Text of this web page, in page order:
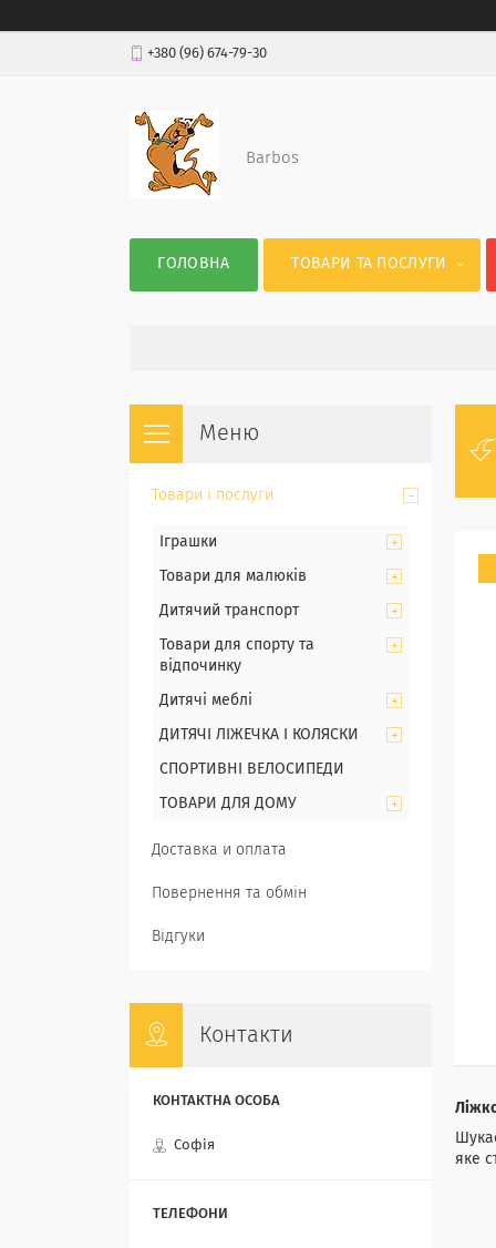
+380 (96) 674-79-30
Barbos
ГОЛОВНА ТОВАРИ ТА ПОСЛУГИ
яке
Товари і послуги
Іграшки
Товари для малюків
Дитячий транспорт
Товари для спорту та
відпочинку
Дитячі меблі
ДИТЯЧІ ЛІЖЕЧКА І КОЛЯСКИ
СПОРТИВНІ ВЕЛОСИПЕДИ
ТОВАРИ ДЛЯ ДОМУ
Доставка и оплата
Повернення та обмін
Відгуки
Контакти
Софія